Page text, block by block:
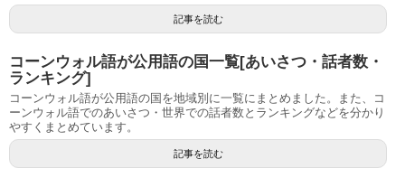
記事を読む
コーンウォル語が公用語の国一覧[あいさつ・話者数・
ランキング]
コーンウォル語が公用語の国を地域別に一覧にまとめました。また、コ
ーンウォル語でのあいさつ・世界での話者数とランキングなどを分かり
やすくまとめています。
記事を読む